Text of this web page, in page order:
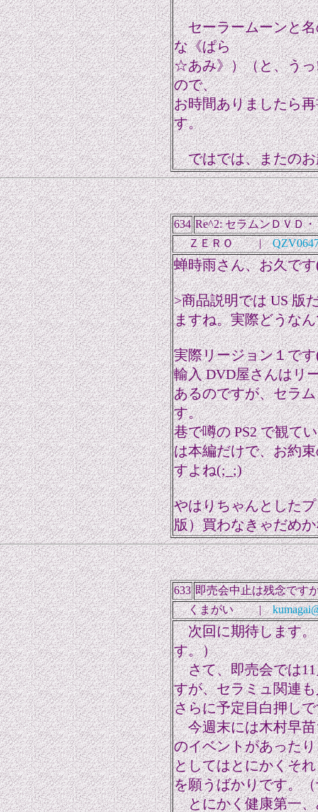
セーラームーンと名
な《ぱら
☆あみ》）（と、う
ので、
お時間ありましたら
す。
ではでは、またのお
634 Re^2: セラムンＤＶＤ
ＺＥＲＯ |
蝉時雨さん、お久で
>商品説明では US 版
ますね。実際どうな
実際リージョン１で
輸入 DVD屋さんはリ
あるのですが、セラ
す。
巷で噂の PS2 で観て
は本編だけで、お約
すよね(;_;)
やはりちゃんとした
版）買わなきゃだめ
633 即売会中止は残念です
くまがい |
次回に期待します。
す。）
さて、即売会では11
すが、セラミュ関連
さらに予定目白押し
今週末には木村早苗
のイベントがあった
としてはとにかくそ
を願うばかりです。
とにかく健康第一、